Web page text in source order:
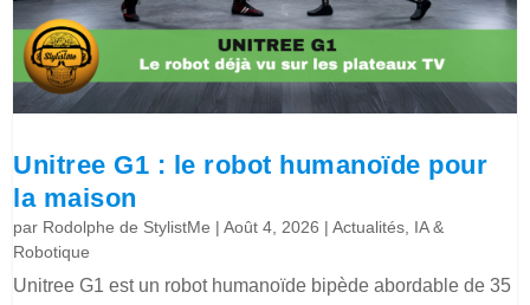
Unitree G1 : le robot humanoïde pour
la maison
par Rodolphe de StylistMe |Août 4, 2026 |Actualités IA &
Robotique
Unitree G1 est un robot humanoïde bipède abordable de 35